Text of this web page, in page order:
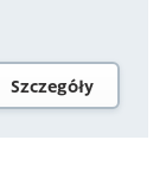
Szczegóły